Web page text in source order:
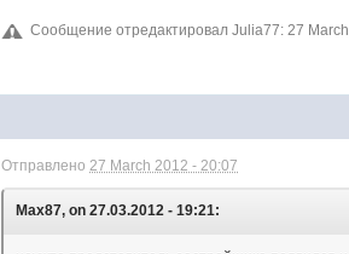
Сообщение отредактировал Julia77: 27
Отправлено27 March 2012 - 20:07
Max87, on 27.03.2012 - 19:21: